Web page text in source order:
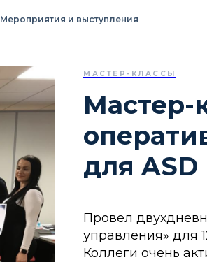
Мероприятия и выступления
МАСТЕР-КЛАССЫ
Мастер-
для
Провел
управления» для
Коллеги очень